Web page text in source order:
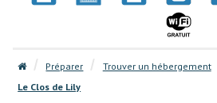
Préparer Trouver un hébergement
Le Clos de Lily